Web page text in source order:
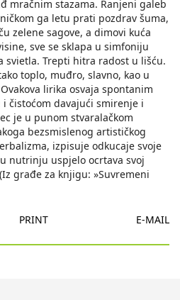
PRINT E-MAIL